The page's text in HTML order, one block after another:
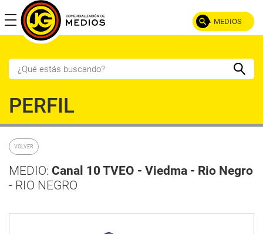
MEDIOS
POR TIPO
PERFIL
MEDIO: Canal 10 TVEO - Viedma - Rio Negro
- RIO NEGRO
VOLVER